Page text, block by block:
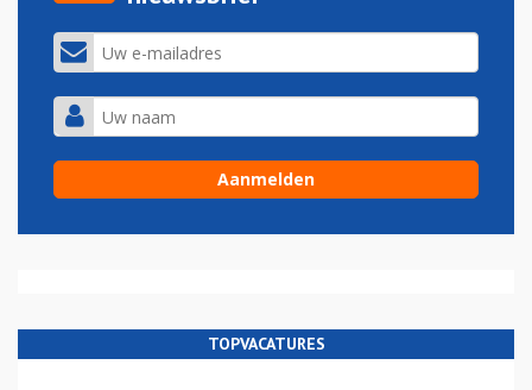
TOPVACATURES